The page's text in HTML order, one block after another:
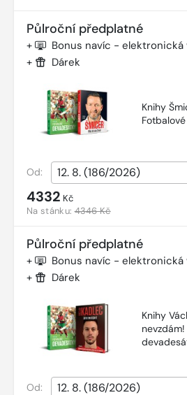
Půlroční předplatné
+ Bonus navíc - elektronická
+ Dárek
Knihy
Od:
4332 Kč
Na stánku:4346 Kč
Půlroční předplatné
+ Bonus navíc - elektronická
+ Dárek
Knihy
Od: